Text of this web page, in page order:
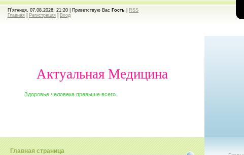
П`ятниця, 07.08.2026, 21:20 | Приветствую Вас Гость
RSS
Главная
Регистрация Вход
Актуальная Медицина
Здоровье человека превыше всего.
Главная страница